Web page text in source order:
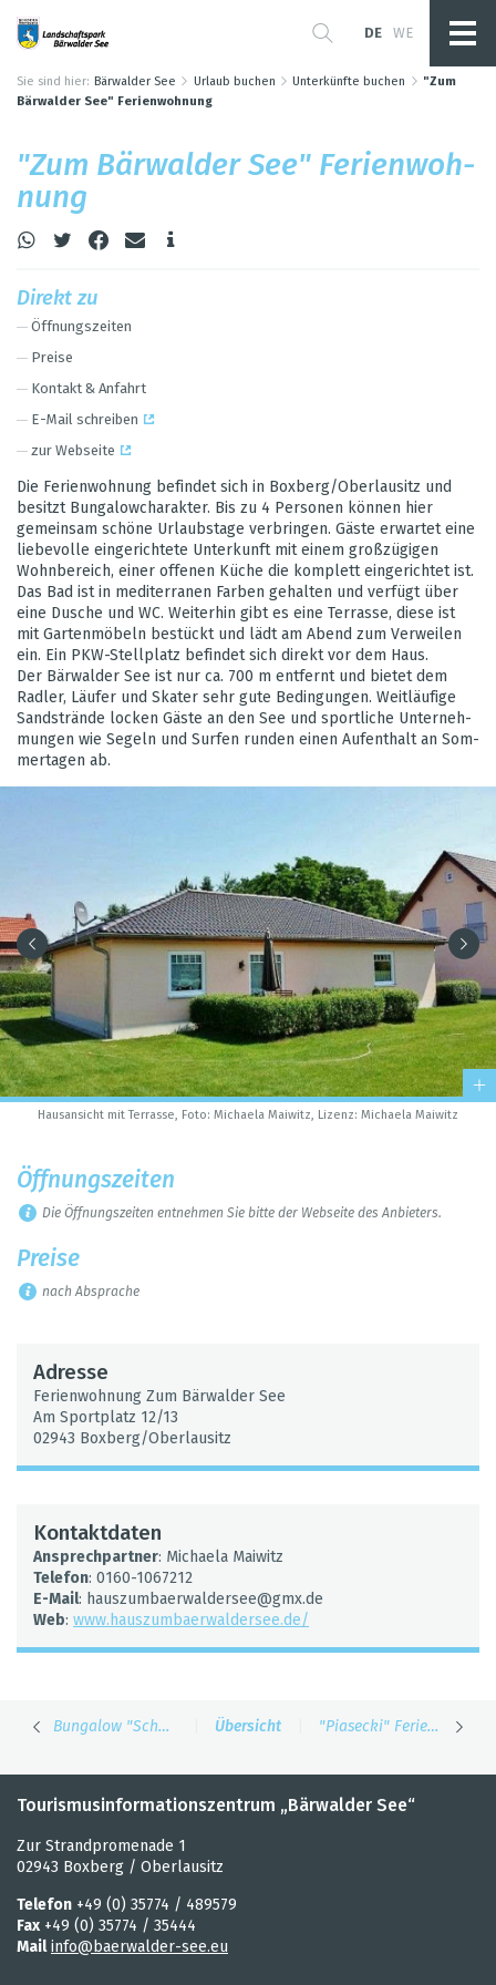
DE WE
Sie sind hier: Bärwalder See Urlaub buchen Unterkünfte buchen
"Zum
Bärwalder See" Ferienwohnung
"Zum Bär­wal­der See" Feri­en­woh­
nung
Direkt zu
Öff­nungs­zei­ten
Preise
Kon­takt & Anfahrt
E-Mail schrei­ben
zur Web­seite
Die Feri­en­woh­nung befin­det sich in Box­berg/Ober­lau­sitz und
besitzt Bun­ga­low­cha­rak­ter. Bis zu 4 Per­so­nen kön­nen hier
gemein­sam schöne Urlaubs­tage ver­brin­gen. Gäste erwar­tet eine
lie­be­volle ein­ge­rich­tete Unter­kunft mit einem gro­ß­zü­gi­gen
Wohn­be­reich, einer offe­nen Küche die kom­plett ein­ge­rich­tet ist.
Das Bad ist in medi­ter­ra­nen Far­ben gehal­ten und ver­fügt über
eine Dusche und WC. Wei­ter­hin gibt es eine Ter­rasse, diese ist
mit Gar­ten­mö­beln bestückt und lädt am Abend zum Ver­wei­len
ein. Ein PKW-Stell­platz befin­det sich direkt vor dem Haus.
Der Bär­wal­der See ist nur ca. 700 m ent­fernt und bie­tet dem
Rad­ler, Läu­fer und Ska­ter sehr gute Bedin­gun­gen. Weit­läu­fige
Sand­strände locken Gäste an den See und sport­li­che Unter­neh­
mun­gen wie Segeln und Sur­fen run­den einen Auf­ent­halt an Som­
mer­ta­gen ab.
Haus­an­sicht mit Ter­rasse, Foto: Michaela Mai­witz, Lizenz: Michaela Mai­witz
Öff­nungs­zei­ten
Die Öff­nungs­zei­ten ent­neh­men Sie bitte der Web­seite des Anbie­ters.
Preise
nach Abspra­che
Adresse
Feri­en­woh­nung Zum Bär­wal­der See
Am Sport­platz 12/13
02943 Box­berg/Ober­lau­sitz
Kon­takt­da­ten
Ansprech­part­ner: Michaela Mai­witz
Tele­fon: 0160-1067212
E-Mail: hausz­um­baer­wal­der­see@​gmx.​de
Web: www.​hau​szum​baer​wald​erse​e.​de/
Bun­ga­low "Schöp­s­idyll" Über­sicht "Pias­e­cki" Feri­en­woh­nung
Tourismusinformationszentrum „Bärwalder See“
Zur Strandpromenade 1
02943 Boxberg / Oberlausitz
Telefon +49 (0) 35774 / 489579
Fax +49 (0) 35774 / 35444
Mail info@baerwalder-see.eu